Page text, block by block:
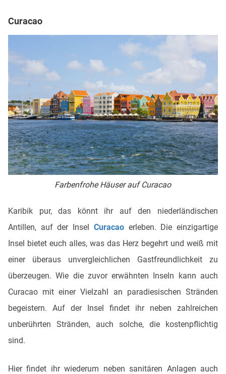
Curacao
Farbenfrohe Häuser auf Curacao
Karibik pur, das könnt ihr auf den niederländischen
Antillen, auf der Insel Curacaoerleben. Die einzigartige
Insel bietet euch alles, was das Herz begehrt und weiß mit
einer überaus unvergleichlichen Gastfreundlichkeit zu
überzeugen. Wie die zuvor erwähnten Inseln kann auch
Curacao mit einer Vielzahl an paradiesischen Stränden
begeistern. Auf der Insel findet ihr neben zahlreichen
unberührten Stränden, auch solche, die kostenpflichtig
sind.
Hier findet ihr wiederum neben sanitären Anlagen auch